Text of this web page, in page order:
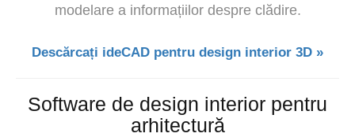
modelare a informațiilor despre clădire.
Descărcați ideCAD pentru design interior 3D »
Software de design interior pentru
arhitectură